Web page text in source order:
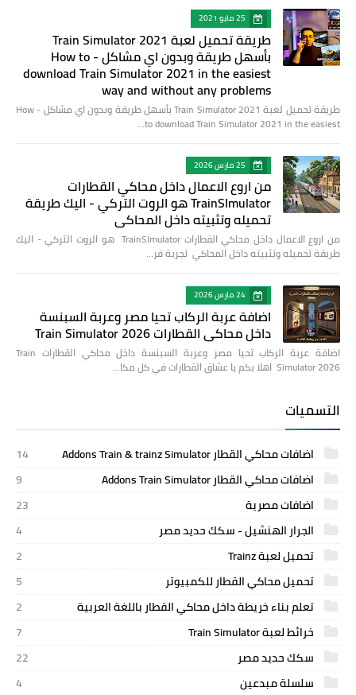
25 مايو 2021
طريقة تحميل لعبة Train Simulator 2021
بأسهل طريقة وبدون اي مشاكل - How to
download Train Simulator 2021 in the easiest
way and without any problems
طريقة تحميل لعبة Train Simulator 2021 بأسهل طريقة وبدون اي مشاكل - How
to download Train Simulator 2021 in the easiest…
25 مارس 2026
من اروع الاعمال داخل محاكي القطارات
TrainSImulator هو الروت التركي - اليك طريقة
تحميله وتثبيته داخل المحاكي
من اروع الاعمال داخل محاكي القطارات TrainSImulator هو الروت التركي - اليك
طريقة تحميله وتثبيته داخل المحاكي تجربة فر…
24 مارس 2026
اضافة عربة الركاب تحيا مصر وعربة السبنسة
داخل محاكي القطارات Train Simulator 2026
اضافة عربة الركاب تحيا مصر وعربة السبنسة داخل محاكي القطارات Train
Simulator 2026 اهلا بكم يا عشاق القطارات في كل مكا…
التسميات
اضافات محاكي القطار Addons Train & trainz Simulator
14
اضافات محاكي القطار Addons Train Simulator
9
اضافات مصرية
23
الجرار الهنشيل - سكك حديد مصر
4
تحميل لعبة Trainz
2
تحميل محاكي القطار للكمبيوتر
5
تعلم بناء خريطة داخل محاكي القطار باللغة العربية
2
خرائط لعبة Train Simulator
7
سكك حديد مصر
22
سلسلة مبدعين
4